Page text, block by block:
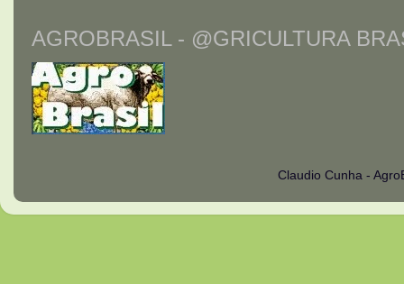
AGROBRASIL - @GRICULTURA
Claudio Cunha -